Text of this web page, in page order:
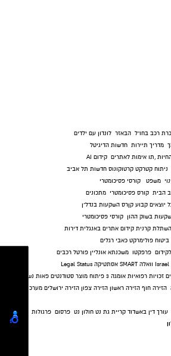
רכב בחו"ל הבאזר לונדון עם ילדים
מדריך תיירות חדשות הדיגיטל
,תו אימות לאתרים קידום AI
ניתוח קטרקט קרטוקונוס חדשות תל אביב
משפט
קורסי פסיכומטרי
הבית קורס פסיכומטרי מתכונים
יוצאים קבוע קןרס השקעות בנדל"ן
בשוק ההון קורסי פסיכומטרי
השתלת קרנית קידום אתרים באנגלית דירות
ביטוח פולימרקט כאבי רגלים
פרפקטו משכנתא אונליין פורטל רכבים
Israel וואלה SMART אסתטיקה Legal Status
זכויות רפואיות אומגה 3 פיתוח מוצר סטודנטים פאות נשים
הזירה חוף הזירה ראשון הזירה צפון הזירה ירושלים מערכות
עורך דין באשדוד קריית גת נט חולון נט פרסום פרגולות